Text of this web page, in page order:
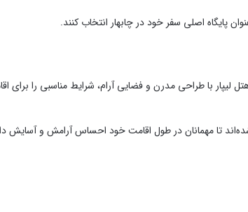
پایگاه اصلی سفر خود در چابهار انتخاب کنند.
با طراحی مدرن و فضایی آرام، شرایط مناسبی را برای
تا مهمانان در طول اقامت خود احساس آرامش و آسایش